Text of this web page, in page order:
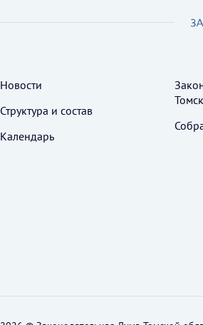
Новости
Структура и состав
Календарь